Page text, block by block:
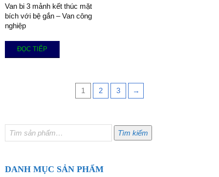
Van bi 3 mảnh kết thúc mặt
bích với bệ gắn – Van công
nghiệp
ĐỌC TIẾP
1 2 3 →
Tìm
kiếm:
Tìm kiếm
DANH MỤC SẢN PHẨM